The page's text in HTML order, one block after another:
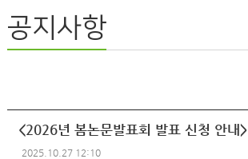
공지사항
<2026년 봄논문발표회 발표 신청 안내>
2025.10.27 12:10